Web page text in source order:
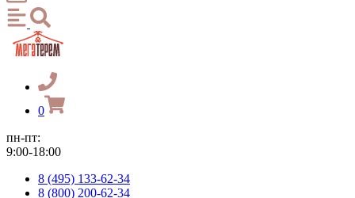
0
пн-пт:
9:00-18:00
8 (495) 133-62-34
8 (800) 200-62-34